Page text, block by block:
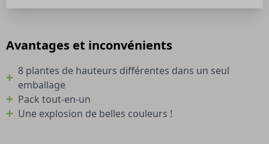
Avantages et inconvénients
8 plantes de hauteurs différentes dans un seul
emballage
Pack tout-en-un
Une explosion de belles couleurs !